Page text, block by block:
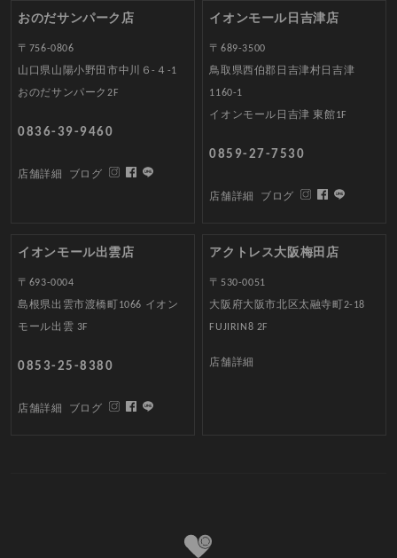
おのだサンパーク店
〒756-0806
山口県山陽小野田市中川６-４-1
おのだサンパーク2F
0836-39-9460
店舗詳細 ブログ
イオンモール日吉津店
〒689-3500
鳥取県西伯郡日吉津村日吉津
1160-1
イオンモール日吉津 東館1F
0859-27-7530
店舗詳細 ブログ
イオンモール出雲店
〒693-0004
島根県出雲市渡橋町1066 イオン
モール出雲 3F
0853-25-8380
店舗詳細 ブログ
アクトレス大阪梅田店
〒530-0051
大阪府大阪市北区太融寺町2-18
FUJIRIN8 2F
店舗詳細